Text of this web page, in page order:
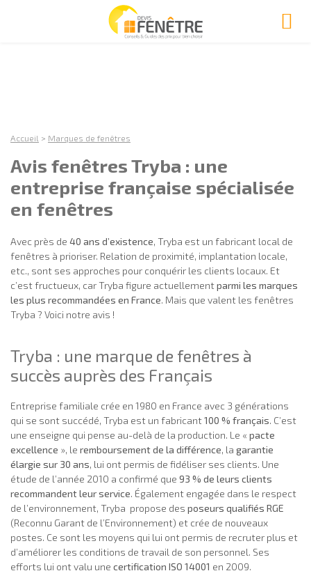
Accueil > Marques de fenêtres
Avis fenêtres Tryba : une
entreprise française spécialisée
en fenêtres
Avec près de 40 ans d’existence, Tryba est un fabricant local de
fenêtres à prioriser. Relation de proximité, implantation locale,
etc., sont ses approches pour conquérir les clients locaux. Et
c’est fructueux, car Tryba figure actuellementparmi les marques
les plus recommandées en France. Mais que valent les fenêtres
Tryba ? Voici notre avis !
Tryba : une marque de fenêtres à
succès auprès des Français
Entreprise familiale crée en 1980 en France avec 3 générations
qui se sont succédé, Tryba est un fabricant100 % français. C’est
une enseigne qui pense au-delà de la production. Le « pacte
excellence », le remboursement de la différence, la garantie
élargie sur 30 ans, lui ont permis de fidéliser ses clients. Une
étude de l’année 2010 a confirmé que 93 % de leurs clients
recommandent leur service. Également engagée dans le respect
de l’environnement, Tryba propose des poseurs qualifiés RGE
(Reconnu Garant de l’Environnement) et crée de nouveaux
postes. Ce sont les moyens qui lui ont permis de recruter plus et
d’améliorer les conditions de travail de son personnel. Ses
efforts lui ont valu une certification ISO 14001 en 2009.